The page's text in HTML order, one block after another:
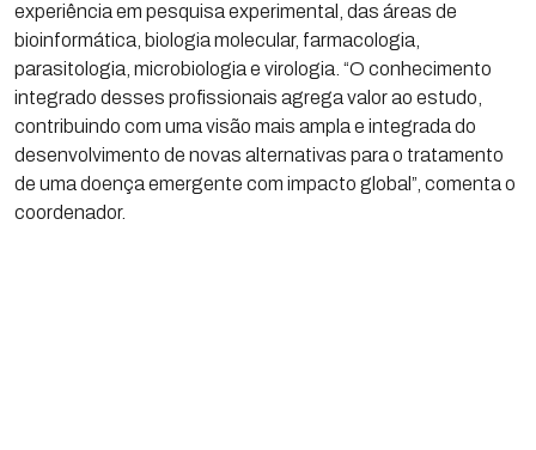
experiência em pesquisa experimental, das áreas de
bioinformática, biologia molecular, farmacologia,
parasitologia, microbiologia e virologia. “O conhecimento
integrado desses profissionais agrega valor ao estudo,
contribuindo com uma visão mais ampla e integrada do
desenvolvimento de novas alternativas para o tratamento
de uma doença emergente com impacto global”, comenta o
coordenador.